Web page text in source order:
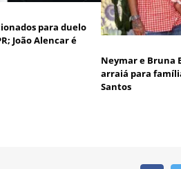
para duelo
João Alencar é
Neymar e Bruna
arraiá para
Santos